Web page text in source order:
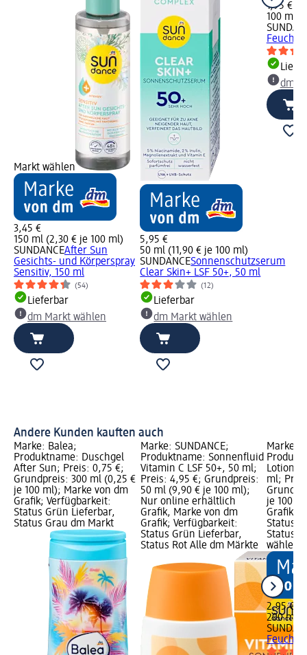
Markt wählen
3,45 €
150 ml (2,30 € je 100 ml)
SUNDANCEAfter Sun
Gesichts- und Körperspray
Sensitiv, 150 ml
(54)
Lieferbar
dm Markt wählen
5,95 €
50 ml (11,90 € je 100 ml)
SUNDANCESonnenschutzserum
Clear Skin+ LSF 50+, 50 ml
(12)
Lieferbar
dm Markt wählen
1,95 €
100 ml
dm
Andere Kunden kauften auch
Marke: Balea;
Produktname: Duschgel
After Sun; Preis: 0,75 €;
Grundpreis: 300 ml (0,25 €
je 100 ml); Marke von dm
Grafik; Verfügbarkeit:
Status Grün Lieferbar,
Status Grau dm Markt
Marke: SUNDANCE;
Produktname: Sonnenfluid
Vitamin C LSF 50+, 50 ml;
Preis: 4,95 €; Grundpreis:
50 ml (9,90 € je 100 ml);
Nur online erhältlich
Grafik, Marke von dm
Grafik; Verfügbarkeit:
Status Grün Lieferbar,
Status Rot Alle dm Märkte
Marke:
Lotion
ml;
je 100
Grafik;
Status
Status
wählen
2,95 €
200 ml